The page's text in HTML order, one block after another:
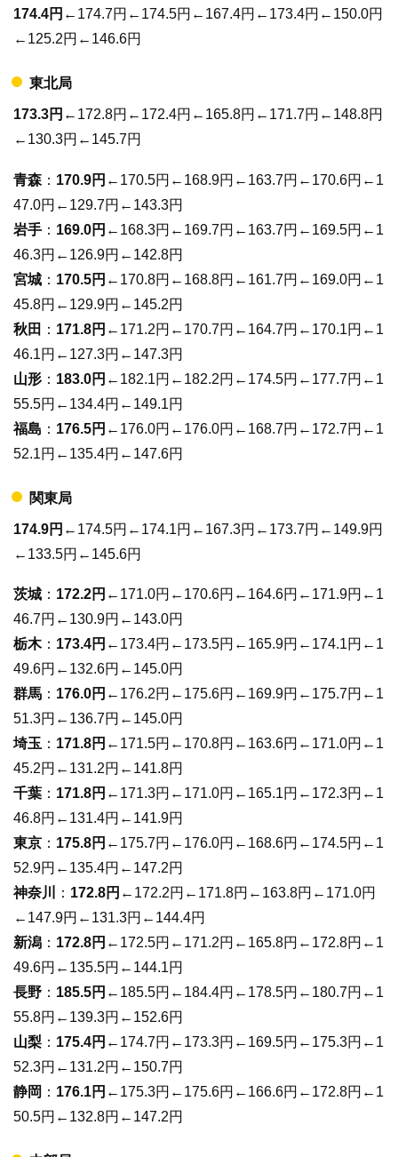
174.4円 ←174.7円←174.5円←167.4円←173.4円←150.0円
←125.2円←146.6円
東北局
173.3円 ←172.8円←172.4円←165.8円←171.7円←148.8円
←130.3円←145.7円
青森 ： 170.9円 ←170.5円←168.9円←163.7円←170.6円←1
47.0円←129.7円←143.3円
岩手 ： 169.0円 ←168.3円←169.7円←163.7円←169.5円←1
46.3円←126.9円←142.8円
宮城 ： 170.5円 ←170.8円←168.8円←161.7円←169.0円←1
45.8円←129.9円←145.2円
秋田 ： 171.8円 ←171.2円←170.7円←164.7円←170.1円←1
46.1円←127.3円←147.3円
山形 ： 183.0円 ←182.1円←182.2円←174.5円←177.7円←1
55.5円←134.4円←149.1円
福島 ： 176.5円 ←176.0円←176.0円←168.7円←172.7円←1
52.1円←135.4円←147.6円
関東局
174.9円 ←174.5円←174.1円←167.3円←173.7円←149.9円
←133.5円←145.6円
茨城 ： 172.2円 ←171.0円←170.6円←164.6円←171.9円←1
46.7円←130.9円←143.0円
栃木： 173.4円 ←173.4円←173.5円←165.9円←174.1円←1
49.6円←132.6円←145.0円
群馬 ： 176.0円 ←176.2円←175.6円←169.9円←175.7円←1
51.3円←136.7円←145.0円
埼玉 ： 171.8円 ←171.5円←170.8円←163.6円←171.0円←1
45.2円←131.2円←141.8円
千葉 ： 171.8円 ←171.3円←171.0円←165.1円←172.3円←1
46.8円←131.4円←141.9円
東京 ： 175.8円 ←175.7円←176.0円←168.6円←174.5円←1
52.9円←135.4円←147.2円
神奈川
： 172.8円 ←172.2円←171.8円←163.8円←171.0円
←147.9円←131.3円←144.4円
新潟 ： 172.8円 ←172.5円←171.2円←165.8円←172.8円←1
49.6円←135.5円←144.1円
長野 ： 185.5円 ←185.5円←184.4円←178.5円←180.7円←1
55.8円←139.3円←152.6円
山梨 ： 175.4円 ←174.7円←173.3円←169.5円←175.3円←1
52.3円←131.2円←150.7円
静岡 ： 176.1円 ←175.3円←175.6円←166.6円←172.8円←1
50.5円←132.8円←147.2円